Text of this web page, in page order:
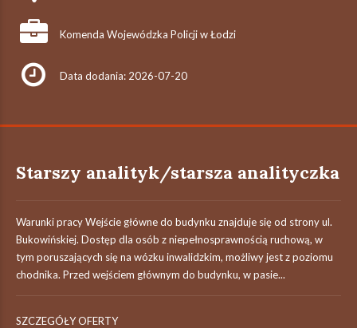
Komenda Wojewódzka Policji w Łodzi
Data dodania: 2026-07-20
Starszy analityk/starsza analityczka
Warunki pracy Wejście główne do budynku znajduje się od strony ul.
Bukowińskiej. Dostęp dla osób z niepełnosprawnością ruchową, w
tym poruszających się na wózku inwalidzkim, możliwy jest z poziomu
chodnika. Przed wejściem głównym do budynku, w pasie...
SZCZEGÓŁY OFERTY